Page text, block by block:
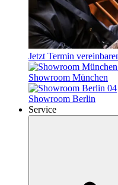
Jetzt Termin
Showroom München
Showroom Berlin
Service